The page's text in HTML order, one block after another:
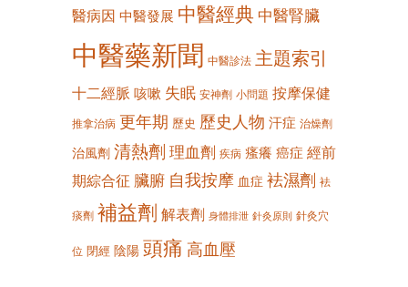
醫病因 中醫發展 中醫經典 中醫腎臟
中醫藥新聞 中醫診法 主題索引
十二經脈 咳嗽 失眠 安神劑 小問題 按摩保健
推拿治病 更年期 歷史 歷史人物 汗症 治燥劑
治風劑 清熱劑 理血劑 疾病 瘙癢 癌症 經前
期綜合征 臟腑 自我按摩 血症 袪濕劑 袪
痰劑 補益劑 解表劑 身體排泄 針灸原則 針灸穴
位 閉經 陰陽 頭痛 高血壓